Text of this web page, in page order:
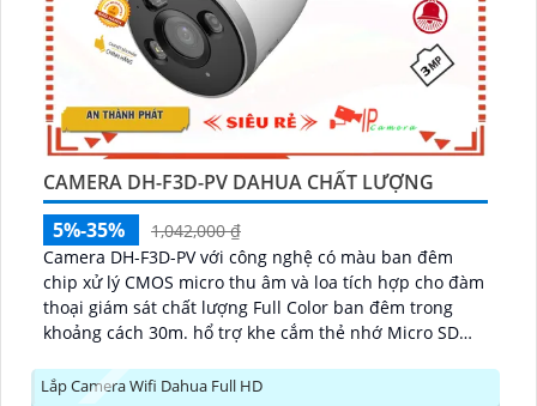
CAMERA DH-F3D-PV DAHUA CHẤT LƯỢNG
5%-35%
1,042,000 ₫
Camera DH-F3D-PV với công nghệ có màu ban đêm
chip xử lý CMOS micro thu âm và loa tích hợp cho đàm
thoại giám sát chất lượng Full Color ban đêm trong
khoảng cách 30m. hổ trợ khe cắm thẻ nhớ Micro SD
Lắp Camera Wifi Dahua Full HD